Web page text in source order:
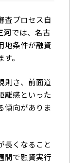
査プロセス自
河では、名古
地条件が融資
。
則さ、前面道
離感といった
傾向がありま
長くなること
間で融資実行